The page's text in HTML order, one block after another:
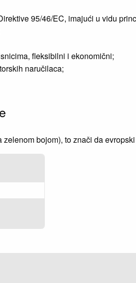
95/46/EC, imajući u vidu
fleksibilni i ekonomični;
naručilaca;
bojom), to znači da